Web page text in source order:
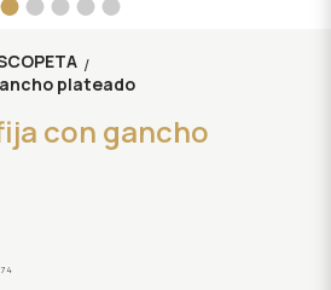
/
plateado
con gancho
74